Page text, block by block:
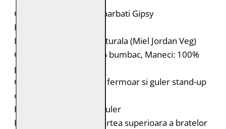
Geaca de piele pentru barbati Gipsy
Brand: Gipsy 2.0
Material: 100% piele naturala (Miel Jordan Veg)
Captuseala: Corp: 100% bumbac, Maneci: 100%
poliester
Geaca de piele biker cu fermoar si guler stand-up
cu capsa
Fermoar decorativ pe guler
Portiuni matlasate in partea superioara a bratelor